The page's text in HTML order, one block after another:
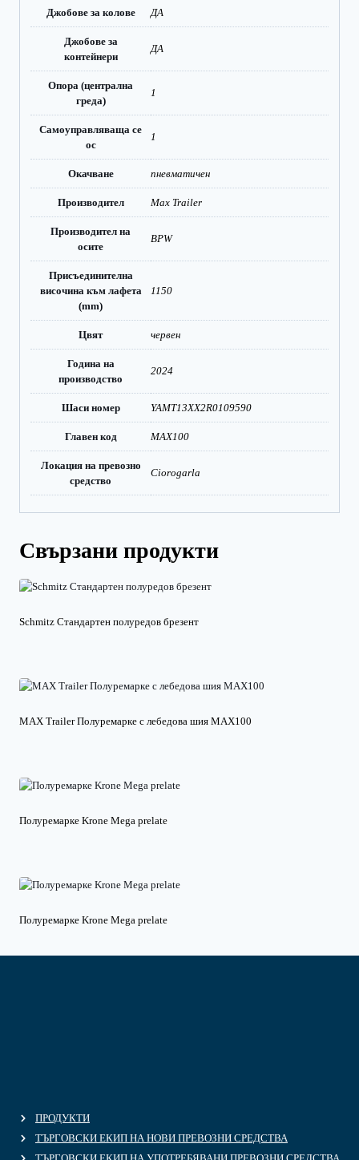
Джобове за колове ДА
Джобове за
контейнери
ДА
Опора (централна
греда)
1
Самоуправляваща се
ос
1
Окачване пневматичен
Производител Max Trailer
Производител на
осите
BPW
Присъединителна
височина към лафета
(mm)
1150
Цвят червен
Година на
производство
2024
Шаси номер YAMT13XX2R0109590
Главен код MAX100
Локация на превозно
средство
Ciorogarla
Свързани продукти
Schmitz Стандартен полуредов брезент
MAX Trailer Полуремарке с лебедова шия MAX100
Полуремарке Krone Mega prelate
Полуремарке Krone Mega prelate
ПРОДУКТИ
ТЪРГОВСКИ ЕКИП НА НОВИ ПРЕВОЗНИ СРЕДСТВА